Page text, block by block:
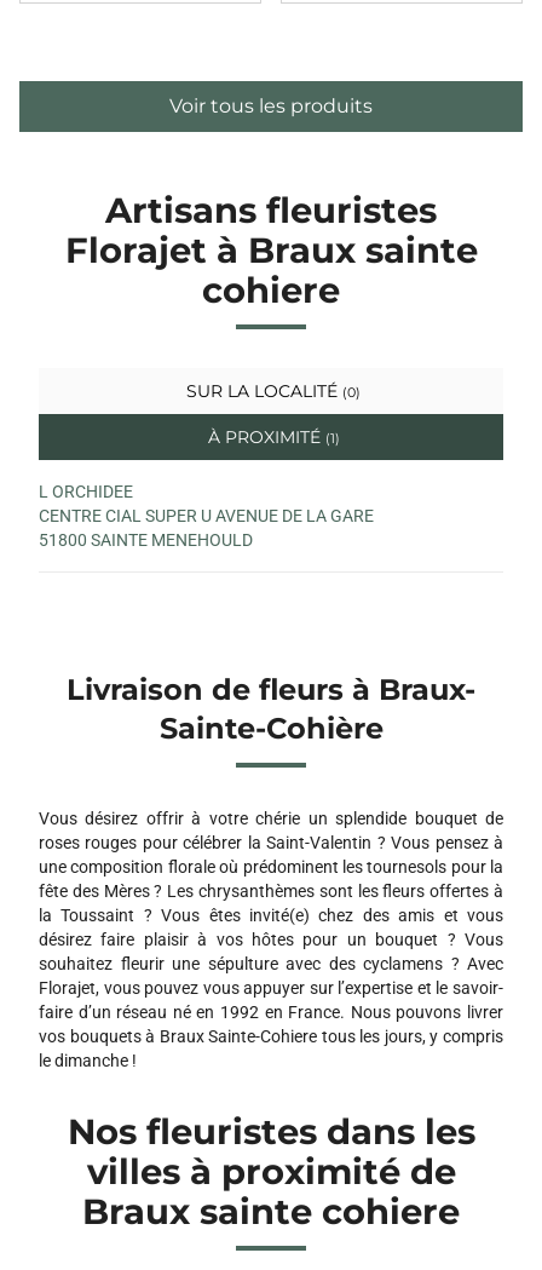
Voir tous les produits
Artisans fleuristes
Florajet à Braux sainte
cohiere
SUR LA LOCALITÉ (0)
À PROXIMITÉ (1)
L ORCHIDEE
CENTRE CIAL SUPER U AVENUE DE LA GARE
51800 SAINTE MENEHOULD
Livraison de fleurs à Braux-
Sainte-Cohière
Vous désirez offrir à votre chérie un splendide bouquet de
roses rouges pour célébrer la Saint-Valentin ? Vous pensez à
une composition florale où prédominent les tournesols pour la
fête des Mères ? Les chrysanthèmes sont les fleurs offertes à
la Toussaint ? Vous êtes invité(e) chez des amis et vous
désirez faire plaisir à vos hôtes pour un bouquet ? Vous
souhaitez fleurir une sépulture avec des cyclamens ? Avec
Florajet, vous pouvez vous appuyer sur l’expertise et le savoir-
faire d’un réseau né en 1992 en France. Nous pouvons livrer
vos bouquets à Braux Sainte-Cohiere tous les jours, y compris
le dimanche !
Nos fleuristes dans les
villes à proximité de
Braux sainte cohiere